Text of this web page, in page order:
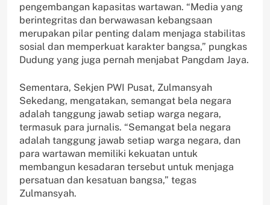
pengembangan kapasitas wartawan. “Media yang
berintegritas dan berwawasan kebangsaan
merupakan pilar penting dalam menjaga stabilitas
sosial dan memperkuat karakter bangsa,” pungkas
Dudung yang juga pernah menjabat Pangdam Jaya.
Sementara, Sekjen PWI Pusat, Zulmansyah
Sekedang, mengatakan, semangat bela negara
adalah tanggung jawab setiap warga negara,
termasuk para jurnalis. “Semangat bela negara
adalah tanggung jawab setiap warga negara, dan
para wartawan memiliki kekuatan untuk
membangun kesadaran tersebut untuk menjaga
persatuan dan kesatuan bangsa,” tegas
Zulmansyah.